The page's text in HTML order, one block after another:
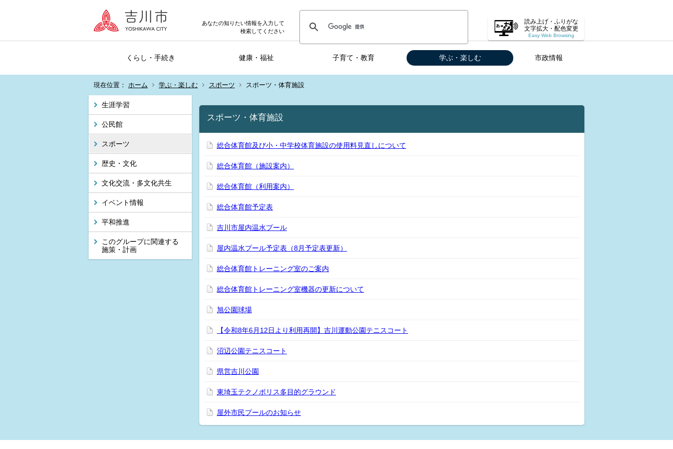
あなたの知りたい情報を入力して
検索してください
読み上げ・ふりがな
文字拡大・配色変更
Easy Web Browsing
くらし・手続き 健康・福祉 子育て・教育 学ぶ・楽しむ 市政情報
現在位置： ホーム 学ぶ・楽しむ スポーツ スポーツ・体育施設
生涯学習
公民館
スポーツ
歴史・文化
文化交流・多文化共生
イベント情報
平和推進
このグループに関連する
施策・計画
スポーツ・体育施設
総合体育館及び小・中学校体育施設の使用料見直しについて
総合体育館（施設案内）
総合体育館（利用案内）
総合体育館予定表
吉川市屋内温水プール
屋内温水プール予定表（8月予定表更新）
総合体育館トレーニング室のご案内
総合体育館トレーニング室機器の更新について
旭公園球場
【令和8年6月12日より利用再開】吉川運動公園テニスコート
沼辺公園テニスコート
県営吉川公園
東埼玉テクノポリス多目的グラウンド
屋外市民プールのお知らせ